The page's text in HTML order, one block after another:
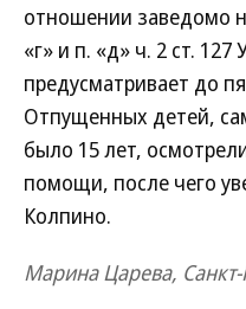
отношении заведомо
«г» и п. «д» ч. 2 ст. 127
предусматривает до
Отпущенных детей,
было 15 лет,
помощи, после чего
Колпино.
Марина Царева, Санкт-